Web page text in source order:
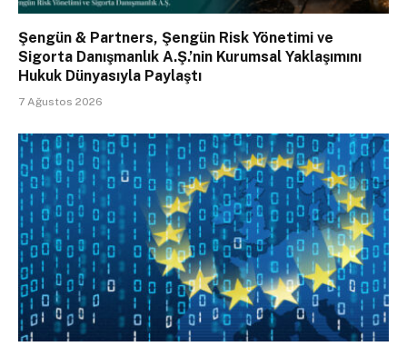
Şengün & Partners, Şengün Risk Yönetimi ve
Sigorta Danışmanlık A.Ş.’nin Kurumsal Yaklaşımını
Hukuk Dünyasıyla Paylaştı
7 Ağustos 2026